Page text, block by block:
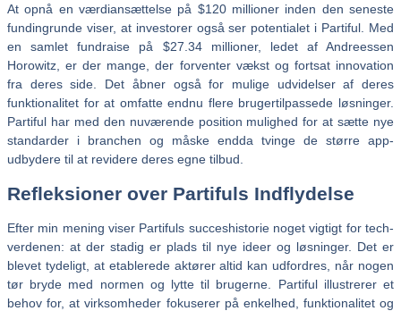
At opnå en værdiansættelse på $120 millioner inden den seneste
fundingrunde viser, at investorer også ser potentialet i Partiful. Med
en samlet fundraise på $27.34 millioner, ledet af Andreessen
Horowitz, er der mange, der forventer vækst og fortsat innovation
fra deres side. Det åbner også for mulige udvidelser af deres
funktionalitet for at omfatte endnu flere brugertilpassede løsninger.
Partiful har med den nuværende position mulighed for at sætte nye
standarder i branchen og måske endda tvinge de større app-
udbydere til at revidere deres egne tilbud.
Refleksioner over Partifuls Indflydelse
Efter min mening viser Partifuls succeshistorie noget vigtigt for tech-
verdenen: at der stadig er plads til nye ideer og løsninger. Det er
blevet tydeligt, at etablerede aktører altid kan udfordres, når nogen
tør bryde med normen og lytte til brugerne. Partiful illustrerer et
behov for, at virksomheder fokuserer på enkelhed, funktionalitet og